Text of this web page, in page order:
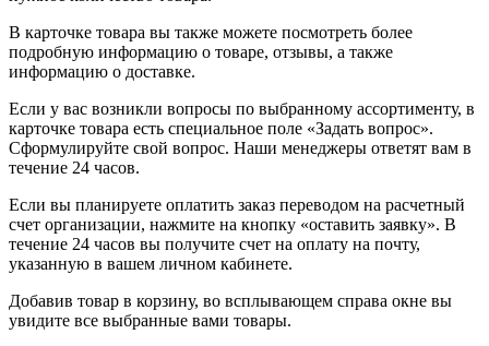
В карточке товара вы также можете посмотреть более
подробную информацию о товаре, отзывы, а также
информацию о доставке.
Если у вас возникли вопросы по выбранному ассортименту, в
карточке товара есть специальное поле «Задать вопрос».
Сформулируйте свой вопрос. Наши менеджеры ответят вам в
течение 24 часов.
Если вы планируете оплатить заказ переводом на расчетный
счет организации, нажмите на кнопку «оставить заявку». В
течение 24 часов вы получите счет на оплату на почту,
указанную в вашем личном кабинете.
Добавив товар в корзину, во всплывающем справа окне вы
увидите все выбранные вами товары.